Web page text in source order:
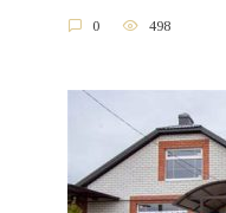
0 498